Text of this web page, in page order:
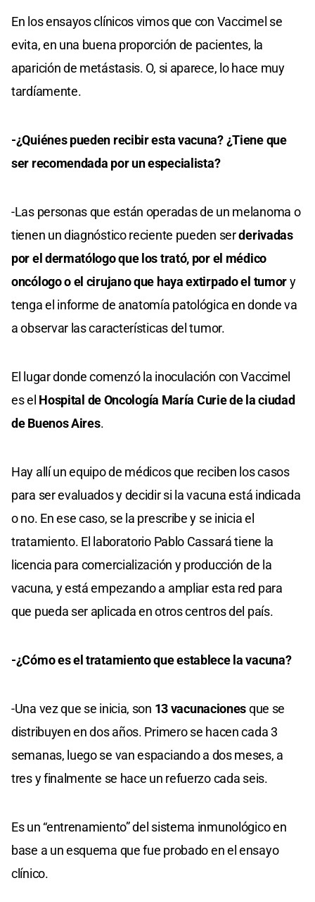
En los ensayos clínicos vimos que con Vaccimel se
evita, en una buena proporción de pacientes, la
aparición de metástasis. O, si aparece, lo hace muy
tardíamente.
-¿Quiénes pueden recibir esta vacuna? ¿Tiene que
ser recomendada por un especialista?
-Las personas que están operadas de un melanoma o
tienen un diagnóstico reciente pueden serderivadas
por el dermatólogo que los trató, por el médico
oncólogo o el cirujano que haya extirpado el tumory
tenga el informe de anatomía patológica en donde va
a observar las características del tumor.
El lugar donde comenzó la inoculación con Vaccimel
es el Hospital de Oncología María Curie de la ciudad
de Buenos Aires.
Hay allí un equipo de médicos que reciben los casos
para ser evaluados y decidir si la vacuna está indicada
o no. En ese caso, se la prescribe y se inicia el
tratamiento. El laboratorio Pablo Cassará tiene la
licencia para comercialización y producción de la
vacuna, y está empezando a ampliar esta red para
que pueda ser aplicada en otros centros del país.
-¿Cómo es el tratamiento que establece la vacuna?
-Una vez que se inicia, son 13 vacunacionesque se
distribuyen en dos años. Primero se hacen cada 3
semanas, luego se van espaciando a dos meses, a
tres y finalmente se hace un refuerzo cada seis.
Es un “entrenamiento” del sistema inmunológico en
base a un esquema que fue probado en el ensayo
clínico.